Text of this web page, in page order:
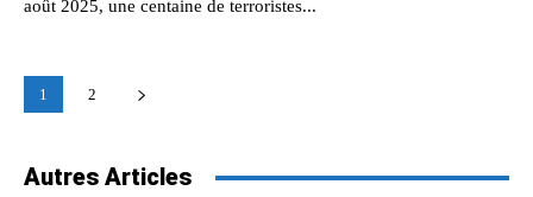
août 2025, une centaine de terroristes...
1 2
Autres Articles